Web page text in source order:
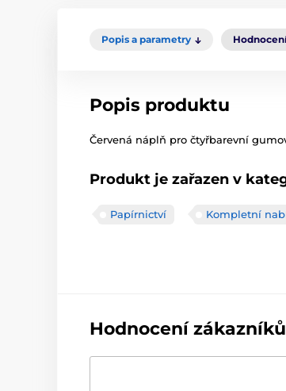
Popis a parametry
Popis produktu
Červená náplň pro čtyřbarevní
Produkt je zařazen v
Papírnictví Kompletní
Hodnocení zákazníků